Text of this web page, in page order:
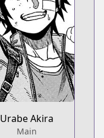
Urabe Akira
Main